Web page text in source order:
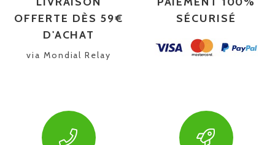
OFFERTE DÈS 59€
D'ACHAT
via Mondial Relay
SÉCURISÉ